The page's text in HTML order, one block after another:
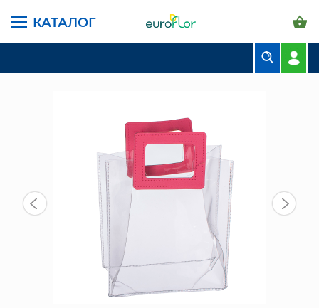
КАТАЛОГ
ЦВЕТЫ В ПАЧКАХ
СВАДЕБНАЯ ФЛОРИСТИКА
КОМНАТНЫЕ РАСТЕНИЯ
ГОРШКИ И КАШПО
ГРУНТЫ И УДОБРЕНИЯ
ПРЕДМЕТЫ ИНТЕРЬЕРА
ГЛАВНАЯ СТРАНИЦА КАТАЛОГ
ПАКЕТЫ И СУМКИ